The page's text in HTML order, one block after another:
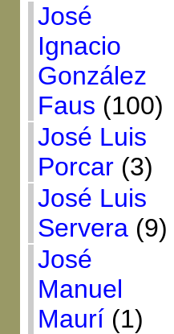
José
Ignacio
González
Faus (100)
José Luis
Porcar(3)
José Luis
Servera(9)
José
Manuel
Maurí(1)